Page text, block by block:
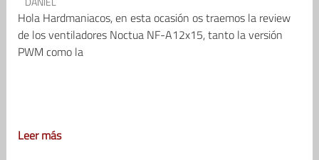
Hola Hardmaniacos, en esta ocasión os traemos la review
de los ventiladores Noctua NF-A12x15, tanto la versión
PWM como la
Leer más